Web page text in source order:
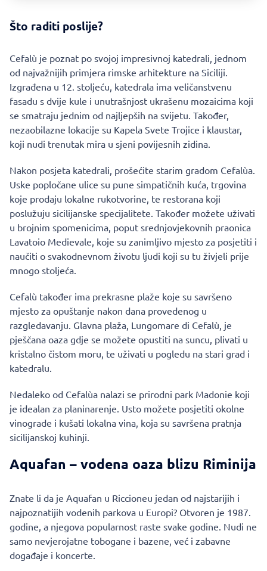
Što raditi poslije?
Cefalù je poznat po svojoj impresivnoj katedrali, jednom
od najvažnijih primjera rimske arhitekture na Siciliji.
Izgrađena u 12. stoljeću, katedrala ima veličanstvenu
fasadu s dvije kule i unutrašnjost ukrašenu mozaicima koji
se smatraju jednim od najljepših na svijetu. Također,
nezaobilazne lokacije su Kapela Svete Trojice i klaustar,
koji nudi trenutak mira u sjeni povijesnih zidina.
Nakon posjeta katedrali, prošećite starim gradom Cefalùa.
Uske popločane ulice su pune simpatičnih kuća, trgovina
koje prodaju lokalne rukotvorine, te restorana koji
poslužuju sicilijanske specijalitete. Također možete uživati
u brojnim spomenicima, poput srednjovjekovnih praonica
Lavatoio Medievale, koje su zanimljivo mjesto za posjetiti i
naučiti o svakodnevnom životu ljudi koji su tu živjeli prije
mnogo stoljeća.
Cefalù također ima prekrasne plaže koje su savršeno
mjesto za opuštanje nakon dana provedenog u
razgledavanju. Glavna plaža, Lungomare di Cefalù, je
pješčana oaza gdje se možete opustiti na suncu, plivati u
kristalno čistom moru, te uživati u pogledu na stari grad i
katedralu.
Nedaleko od Cefalùa nalazi se prirodni park Madonie koji
je idealan za planinarenje. Usto možete posjetiti okolne
vinograde i kušati lokalna vina, koja su savršena pratnja
sicilijanskoj kuhinji.
Aquafan – vodena oaza blizu Riminija
Znate li da je Aquafan u Riccioneu jedan od najstarijih i
najpoznatijih vodenih parkova u Europi? Otvoren je 1987.
godine, a njegova popularnost raste svake godine. Nudi ne
samo nevjerojatne tobogane i bazene, već i zabavne
događaje i koncerte.